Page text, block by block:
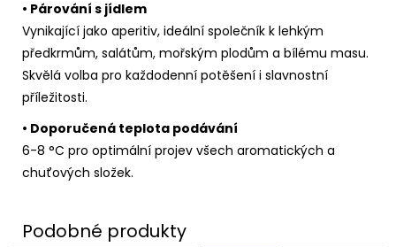
• Párování s jídlem
Vynikající jako aperitiv, ideální společník k lehkým
předkrmům, salátům, mořským plodům a bílému masu.
Skvělá volba pro každodenní potěšení i slavnostní
příležitosti.
• Doporučená teplota podávání
6-8 °C pro optimální projev všech aromatických a
chuťových složek.